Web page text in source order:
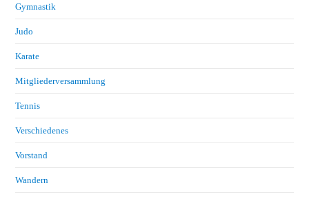
Gymnastik
Judo
Karate
Mitgliederversammlung
Tennis
Verschiedenes
Vorstand
Wandern